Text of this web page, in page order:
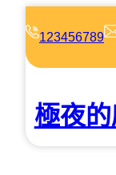
123456789
極夜